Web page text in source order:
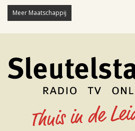
Meer Maatschappij